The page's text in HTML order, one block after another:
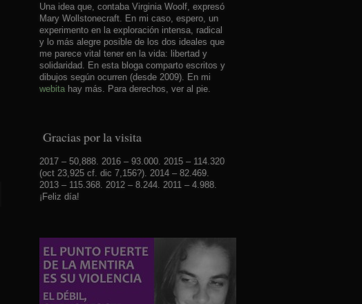
Una idea que, contaba Virginia Woolf, expresó
Mary Wollstonecraft. En mi caso, espero, un
experimento en la exploración intensa, radical
y lo más alegre posible de los dos ideales que
me parece vital tener en la vida: libertad y
solidaridad. En esta bloga comparto escritos y
dibujos según ocurren (desde 2009). En mi
webita hay más. Para derechos, ver al pie.
Gracias por la visita
2017 – 50,888. 2016 – 93.000. 2015 – 114.320
(oct 23,925 cf. dic 7,156?). 2014 – 82.469.
2013 – 115.368. 2012 – 8.244. 2011 – 4.988.
¡Feliz día!